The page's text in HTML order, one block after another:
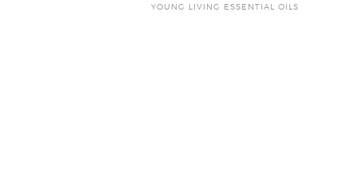
YOUNG LIVING ESSENTIAL OILS